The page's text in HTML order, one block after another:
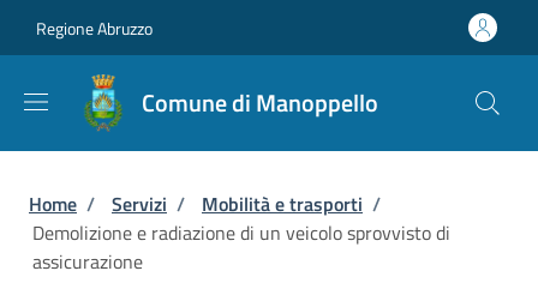
Regione Abruzzo
Comune di Manoppello
Briciole di pane
Home / Servizi / Mobilità e trasporti /
Demolizione e radiazione di un veicolo sprovvisto di
assicurazione